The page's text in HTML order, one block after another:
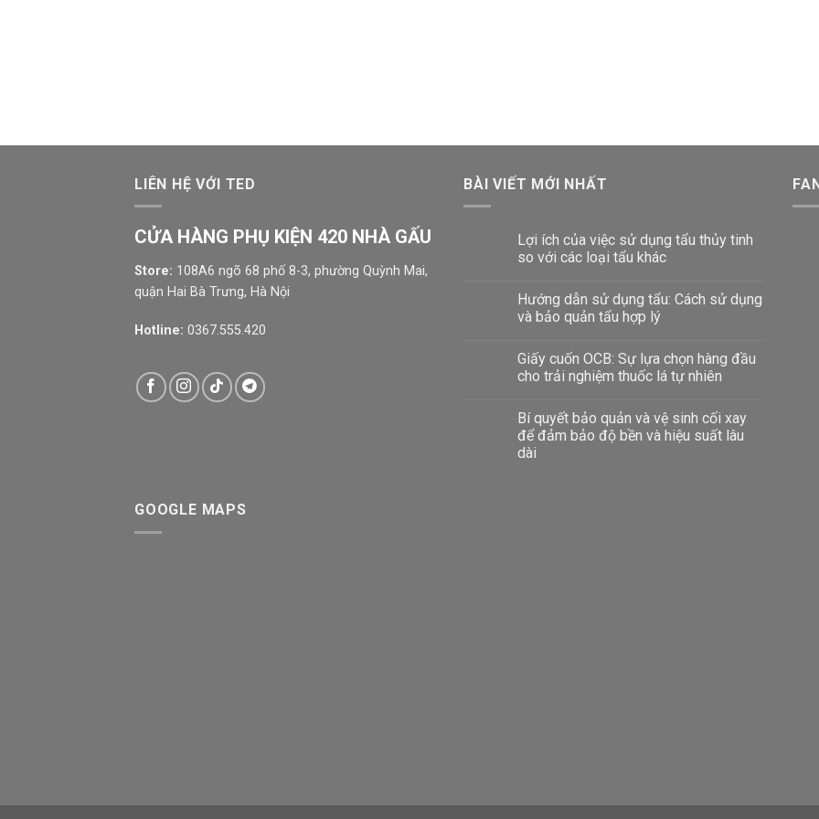
LIÊN HỆ VỚI TED
CỬA HÀNG PHỤ KIỆN 420 NHÀ GẤU
Store: 108A6 ngõ 68 phố 8-3, phường Quỳnh Mai,
quận Hai Bà Trưng, Hà Nội
Hotline: 0367.555.420
BÀI VIẾT MỚI NHẤT
Lợi ích của việc sử dụng tẩu thủy tinh
so với các loại tẩu khác
Hướng dẫn sử dụng tẩu: Cách sử dụng
và bảo quản tẩu hợp lý
Giấy cuốn OCB: Sự lựa chọn hàng đầu
cho trải nghiệm thuốc lá tự nhiên
Bí quyết bảo quản và vệ sinh cối xay
để đảm bảo độ bền và hiệu suất lâu
dài
GOOGLE MAPS